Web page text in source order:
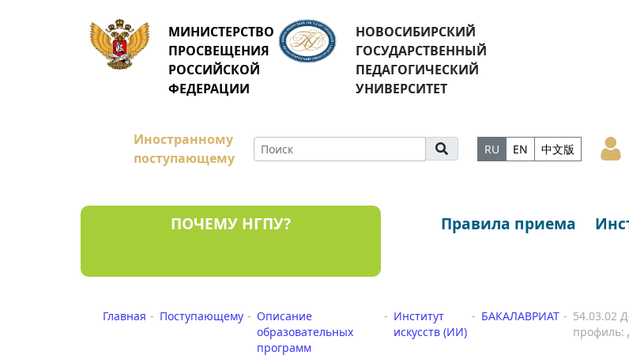
МИНИСТЕРСТВО
ПРОСВЕЩЕНИЯ
РОССИЙСКОЙ
ФЕДЕРАЦИИ
НОВОСИБИРСКИЙ
ГОСУДАРСТВЕННЫЙ
ПЕДАГОГИЧЕСКИЙ
УНИВЕРСИТЕТ
Иностранному
поступающему
RU EN 中文版
ПОЧЕМУ НГПУ? Правила приема
Главная Поступающему
Описание
образовательных
программ
Институт
искусств (ИИ)
БАКАЛАВРИАТ
54.03.02
профиль: